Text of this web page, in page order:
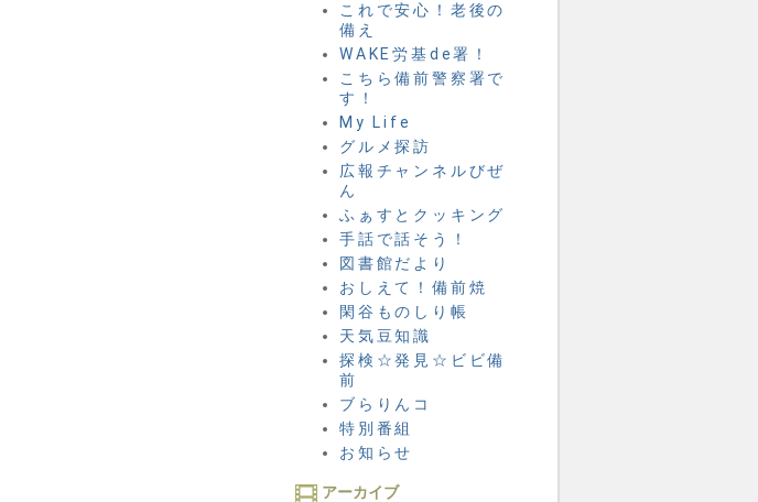
これで安心！老後の
備え
WAKE労基de署！
こちら備前警察署で
す！
My Life
グルメ探訪
広報チャンネルびぜ
ん
ふぁすとクッキング
手話で話そう！
図書館だより
おしえて！備前焼
閑谷ものしり帳
天気豆知識
探検☆発見☆ビビ備
前
ブらりんコ
特別番組
お知らせ
アーカイブ